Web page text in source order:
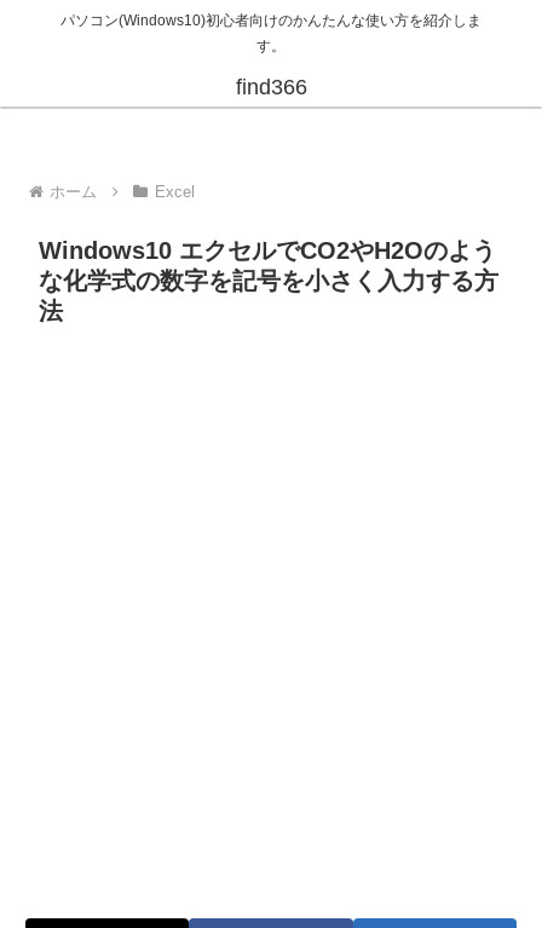
パソコン(Windows10)初心者向けのかんたんな使い方を紹介しま
す。
find366
ホーム Excel
Windows10 エクセルでCO2やH2Oのよう
な化学式の数字を記号を小さく入力する方
法